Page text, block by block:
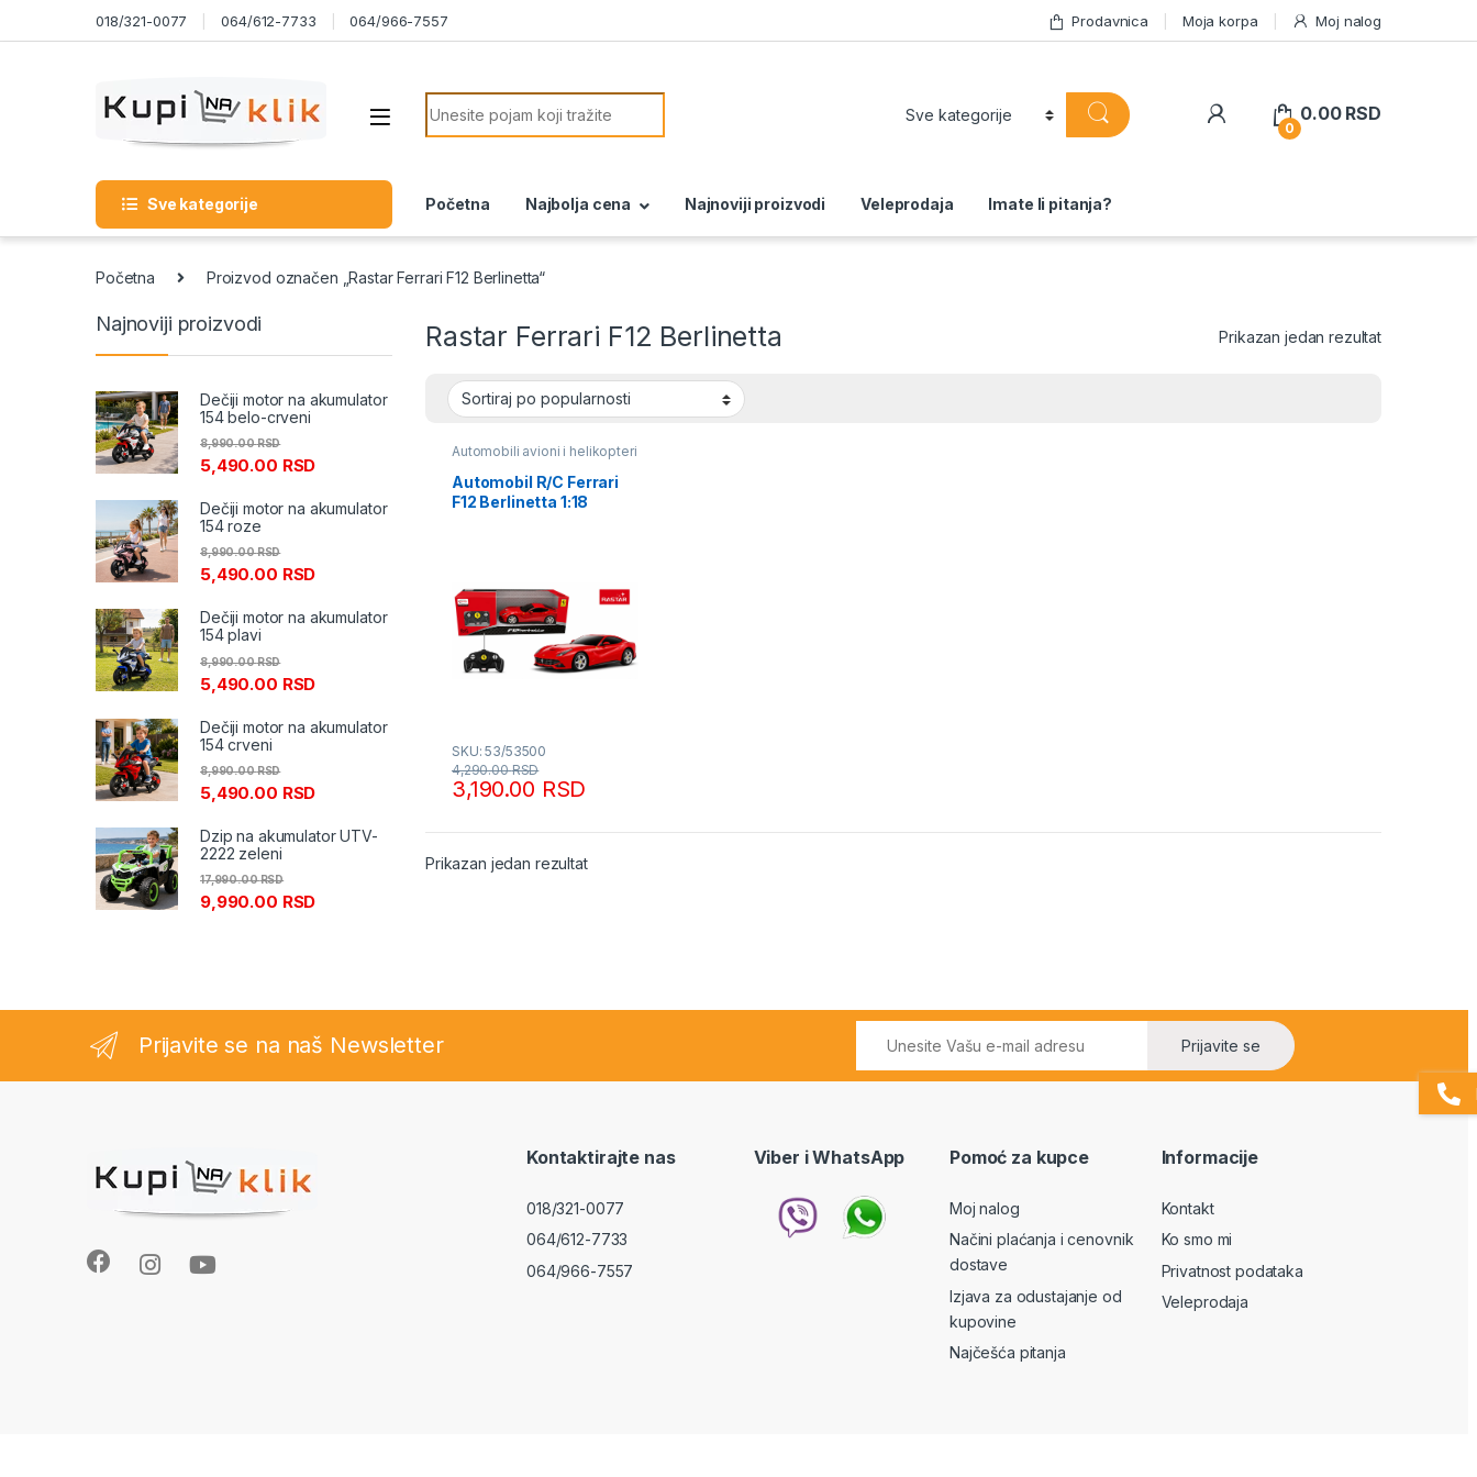
Skip to navigation018/321-0077 064/612-7733 064/966-7557 Prodavnica Moja korpa Moj nalog
Search for:
0
0.00 RSD
Sve kategorije Početna Najbolja cena Najnoviji proizvodi Veleprodaja Imate li pitanja?
Početna Proizvod označen „Rastar Ferrari F12 Berlinetta“
Rastar Ferrari F12 Berlinetta Prikazan jedan rezultat
Automobili avioni i helikopteri
Automobil R/C Ferrari
F12 Berlinetta 1:18
SKU: 53/53500
3,190.00 RSD
4,290.00RSD
Prikazan jedan rezultat
Najnoviji proizvodi
Dečiji motor na akumulator
154 belo-crveni
5,490.00 RSD
8,990.00RSD
Dečiji motor na akumulator
154 roze
5,490.00 RSD
8,990.00RSD
Dečiji motor na akumulator
154 plavi
5,490.00 RSD
8,990.00RSD
Dečiji motor na akumulator
154 crveni
5,490.00 RSD
8,990.00RSD
Dzip na akumulator UTV-
2222 zeleni
9,990.00 RSD
17,990.00RSD
Prijavite se na naš Newsletter Prijavite se
Kontaktirajte nas
018/321-0077
064/612-7733
064/966-7557
Viber i WhatsApp Pomoć za kupce
Moj nalog
Načini plaćanja i cenovnik
dostave
Izjava za odustajanje od
kupovine
Najčešća pitanja
Informacije
Kontakt
Ko smo mi
Privatnost podataka
Veleprodaja